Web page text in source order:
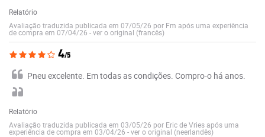
Relatório
Avaliação traduzida publicada em 07/05/26 por Fm após uma experiência
de compra em 07/04/26 -ver o original (francês)
4/5
Pneu excelente. Em todas as condições. Compro-o há anos.
Relatório
Avaliação traduzida publicada em 03/05/26 por Eric de Vries após uma
experiência de compra em 03/04/26 -ver o original (neerlandês)